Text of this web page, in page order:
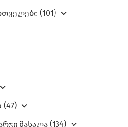
(101)
მასალა (134)